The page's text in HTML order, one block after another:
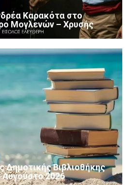
Καρακότα στο
Μογλενών – Χρυσής
Δημοτικής Βιβλιοθήκης
Αύγούστο 2026